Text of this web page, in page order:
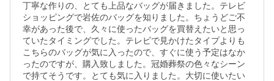
丁寧な作りの、とても上品なバッグが届きました。テレビ
ショッピングで岩佐のバッグを知りました。ちょうどご不
幸があった後で、久々に使ったバッグを買替えたいと思っ
ていたタイミングでした。テレビで見かけたタイプよりも
こちらのバッグが気に入ったので、すぐに使う予定はなか
ったのですが、購入致しました。冠婚葬祭の色々なシーン
で持てそうです。とても気に入りました。大切に使いたい